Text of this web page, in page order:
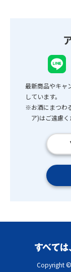
最新商品やキャ
しています。
※お酒にまつわ
ア)はご遠慮く
Copyright ©